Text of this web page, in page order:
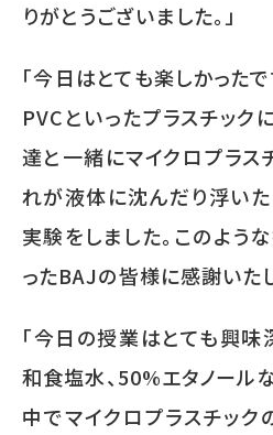
りがとうございました。」
「今日はとても楽しかったで
PVCといったプラスチック
達と一緒にマイクロプラス
れが液体に沈んだり浮い
実験をしました。このよう
ったBAJの皆様に感謝いたし
「今日の授業はとても興味
和食塩水、50%エタノール
中でマイクロプラスチッ